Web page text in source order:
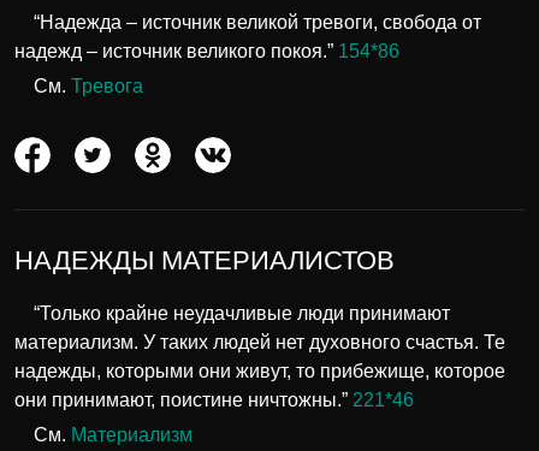
“Надежда – источник великой тревоги, свобода от
надежд – источник великого покоя.” 154*86
См. Тревога
НАДЕЖДЫ МАТЕРИАЛИСТОВ
“Только крайне неудачливые люди принимают
материализм. У таких людей нет духовного счастья. Те
надежды, которыми они живут, то прибежище, которое
они принимают, поистине ничтожны.” 221*46
См. Материализм